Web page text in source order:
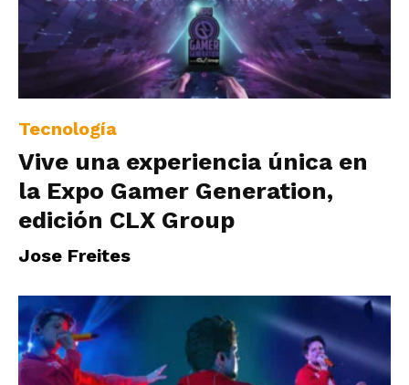
Tecnología
Vive una experiencia única en
la Expo Gamer Generation,
edición CLX Group
Jose Freites